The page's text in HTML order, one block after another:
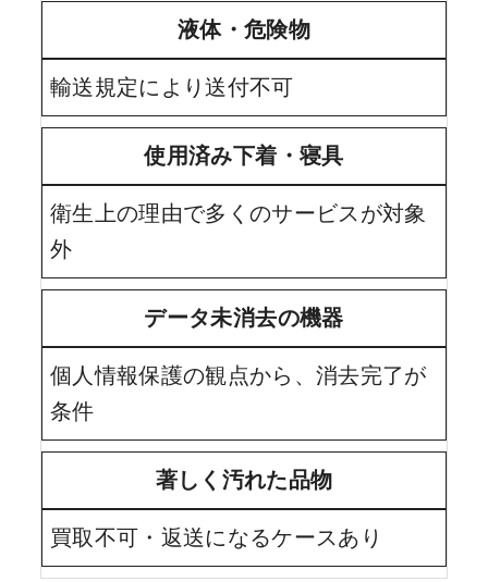
液体・危険物
輸送規定により送付不可
使用済み下着・寝具
衛生上の理由で多くのサービスが対象
外
データ未消去の機器
個人情報保護の観点から、消去完了が
条件
著しく汚れた品物
買取不可・返送になるケースあり